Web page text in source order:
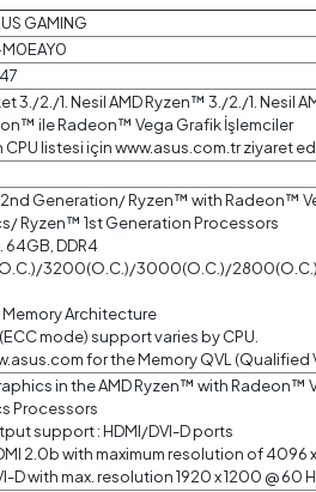
GAMING
3./2./1. Nesil AMD Ryzen™ 3./2./1. Nesil
ile Radeon™ Vega Grafik İşlemciler
listesi için www.asus.com.tr ziyaret
2nd Generation/ Ryzen™ with Radeon™
Ryzen™ 1st Generation Processors
64GB, DDR4
3200(O.C.)/3000(O.C.)/
Architecture
mode) support varies by CPU.
for the Memory QVL (Qualified
in the AMD Ryzen™ with
Processors
support : HDMI/DVI-D ports
2.0b with maximum resolution of 4096 x
D with max. resolution 1920 x 1200 @ 60